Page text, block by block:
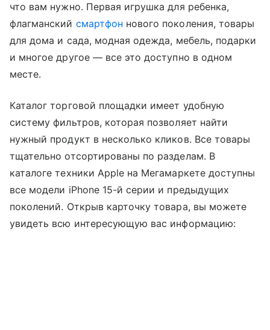
что вам нужно. Первая игрушка для ребенка,
флагманский смартфон нового поколения, товары
для дома и сада, модная одежда, мебель, подарки
и многое другое — все это доступно в одном
месте.
Каталог торговой площадки имеет удобную
систему фильтров, которая позволяет найти
нужный продукт в несколько кликов. Все товары
тщательно отсортированы по разделам. В
каталоге техники Apple на Мегамаркете доступны
все модели iPhone 15-й серии и предыдущих
поколений. Открыв карточку товара, вы можете
увидеть всю интересующую вас информацию: